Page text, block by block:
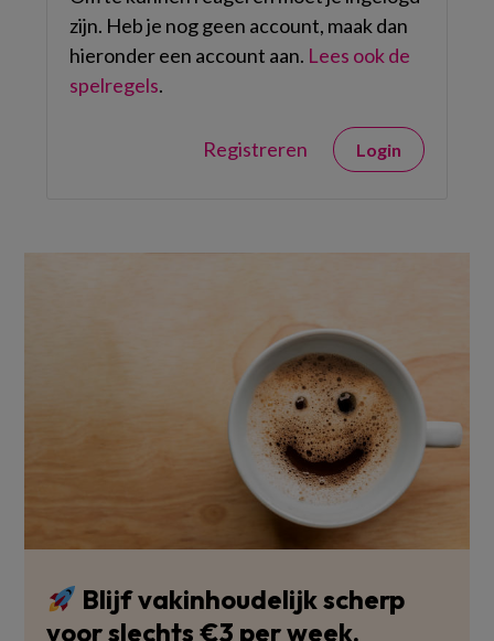
zijn. Heb je nog geen account, maak dan
hieronder een account aan. Lees ook de
spelregels.
Registreren Login
Blijf vakinhoudelijk scherp
voor slechts €3 per week.